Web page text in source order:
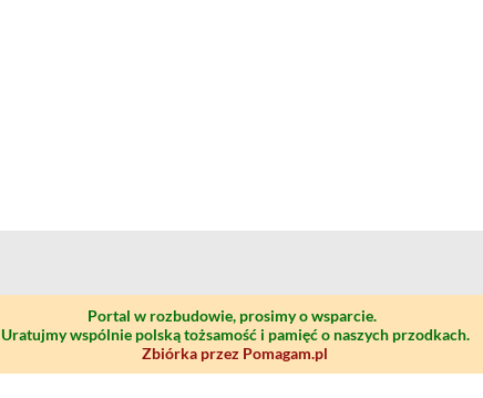
Portal w rozbudowie, prosimy o wsparcie.
Uratujmy wspólnie polską tożsamość i pamięć o naszych przodkach.
Zbiórka przez Pomagam.pl